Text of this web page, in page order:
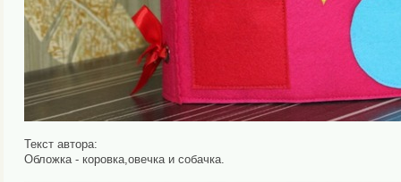
Текст автора:
Обложка - коровка,овечка и собачка.